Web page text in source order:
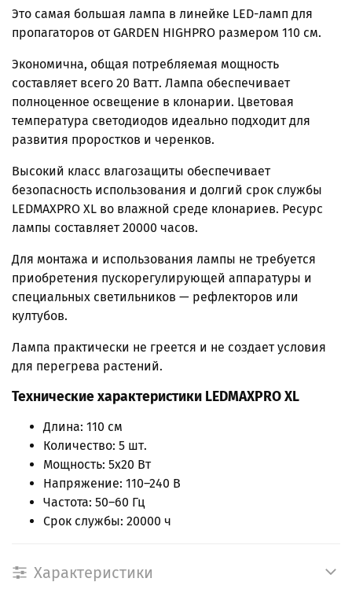
Это самая большая лампа в линейке LED-ламп для
пропагаторов от GARDEN HIGHPRO размером 110 см.
Экономична, общая потребляемая мощность
составляет всего 20 Ватт. Лампа обеспечивает
полноценное освещение в клонарии. Цветовая
температура светодиодов идеально подходит для
развития проростков и черенков.
Высокий класс влагозащиты обеспечивает
безопасность использования и долгий срок службы
LEDMAXPRO XL во влажной среде клонариев. Ресурс
лампы составляет 20000 часов.
Для монтажа и использования лампы не требуется
приобретения пускорегулирующей аппаратуры и
специальных светильников — рефлекторов или
култубов.
Лампа практически не греется и не создает условия
для перегрева растений.
Технические характеристики LEDMAXPRO XL
Длина: 110 см
Количество: 5 шт.
Мощность: 5х20 Вт
Напряжение: 110–240 В
Частота: 50–60 Гц
Срок службы: 20000 ч
Характеристики